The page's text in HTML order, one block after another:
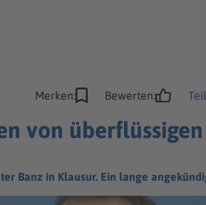
Merken: Bewerten:
von
Banz in Klausur. Ein lange